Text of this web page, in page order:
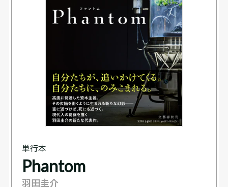
単行本
Phantom
羽田圭介